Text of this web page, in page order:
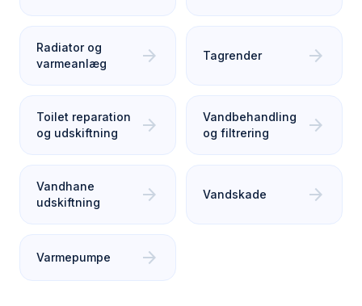
Radiator og
varmeanlæg
arrow_forward Tagrender arrow_forward
Toilet reparation
og udskiftning
arrow_forward
Vandbehandling
og filtrering
arrow_forward
Vandhane
udskiftning
arrow_forward Vandskade arrow_forward
Varmepumpe arrow_forward